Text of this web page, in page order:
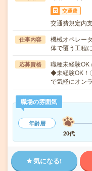
交通費
交通費規定内
仕事内容
機械オペレー
体で覆う工程
応募資格
職種未経験OK
◆未経験OK！
で気軽にオン
職場の雰囲気
年齢層
20代
気になる!